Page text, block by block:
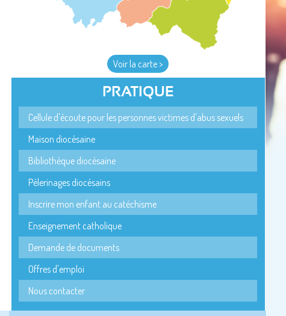
Voir la carte >
PRATIQUE
Cellule d'écoute pour les personnes victimes d'abus sexuels
Maison diocésaine
Bibliothèque diocésaine
Pèlerinages diocésains
Inscrire mon enfant au catéchisme
Enseignement catholique
Demande de documents
Offres d'emploi
Nous contacter